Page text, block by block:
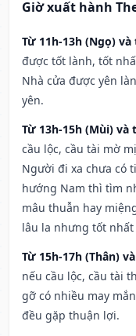
Giờ xuất hành
Từ 11h-13h (Ngọ)
được tốt lành, tốt
Nhà cửa được yên
yên.
Từ 13h-15h (Mùi) và
cầu lộc, cầu tài mờ
Người đi xa chưa có
hướng Nam thì tìm
mâu thuẫn hay
lâu la nhưng tốt nhất
Từ 15h-17h (Thân)
nếu cầu lộc, cầu tài
gỡ có nhiều may
đều gặp thuận lợi.